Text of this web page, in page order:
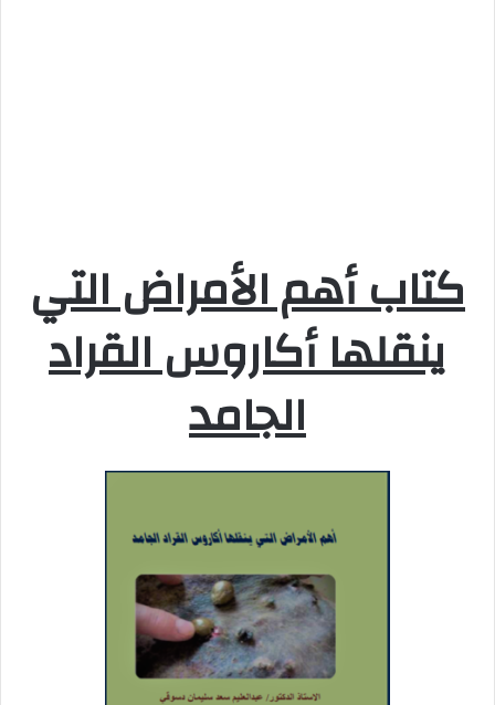
كتاب أهم الأمراض التي
ينقلها أكاروس القراد
الجامد